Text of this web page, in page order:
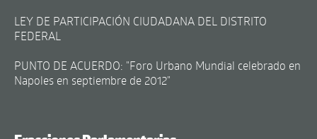
LEY DE PARTICIPACIÓN CIUDADANA DEL DISTRITO
FEDERAL
PUNTO DE ACUERDO: "Foro Urbano Mundial celebrado en
Napoles en septiembre de 2012"